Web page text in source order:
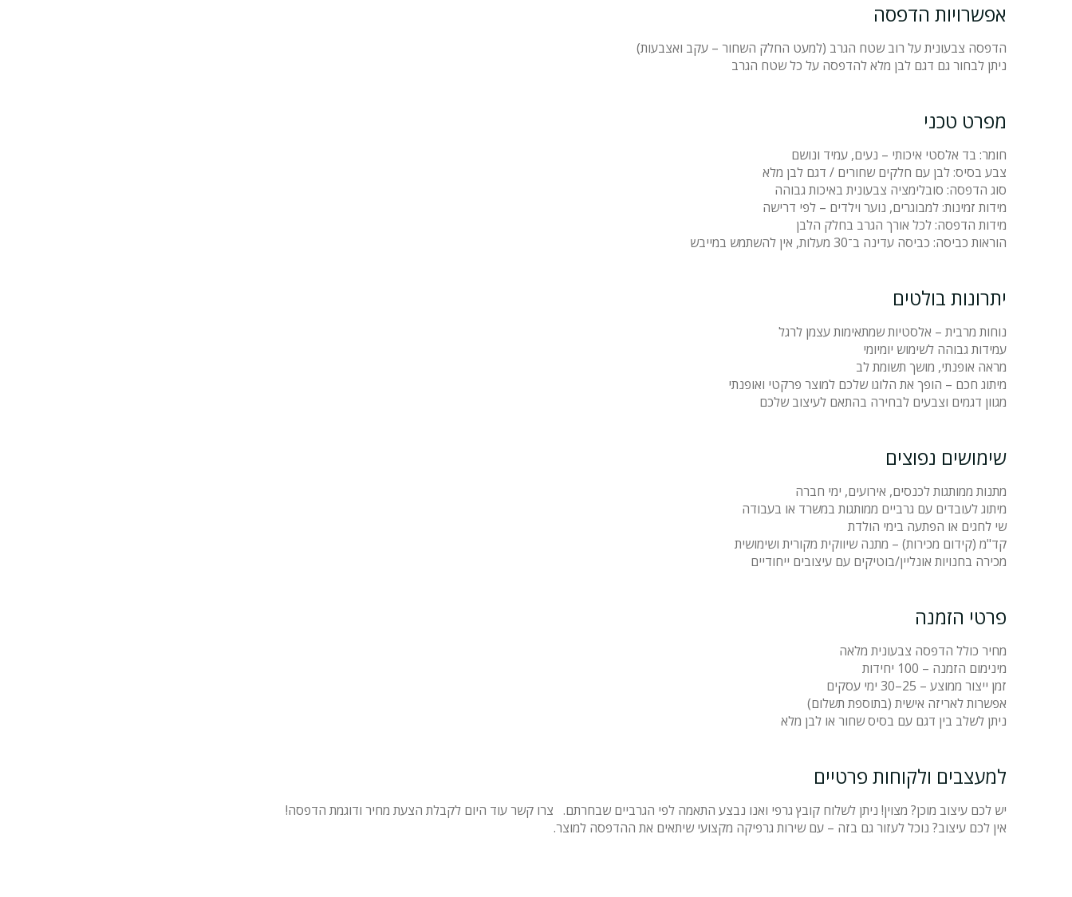
אפשרויות הדפסה
הדפסה צבעונית על רוב שטח הגרב (למעט החלק השחור – עקב ואצבעות)
ניתן לבחור גם דגם לבן מלא להדפסה על כל שטח הגרב
מפרט טכני
חומר: בד אלסטי איכותי – נעים, עמיד ונושם
צבע בסיס: לבן עם חלקים שחורים / דגם לבן מלא
סוג הדפסה: סובלימציה צבעונית באיכות גבוהה
מידות זמינות: למבוגרים, נוער וילדים – לפי דרישה
מידות הדפסה: לכל אורך הגרב בחלק הלבן
הוראות כביסה: כביסה עדינה ב־30 מעלות, אין להשתמש במייבש
יתרונות בולטים
נוחות מרבית – אלסטיות שמתאימות עצמן לרגל
עמידות גבוהה לשימוש יומיומי
מראה אופנתי, מושך תשומת לב
מיתוג חכם – הופך את הלוגו שלכם למוצר פרקטי ואופנתי
מגוון דגמים וצבעים לבחירה בהתאם לעיצוב שלכם
שימושים נפוצים
מתנות ממותגות לכנסים, אירועים, ימי חברה
מיתוג לעובדים עם גרביים ממותגות במשרד או בעבודה
שי לחגים או הפתעה בימי הולדת
קד"מ (קידום מכירות) – מתנה שיווקית מקורית ושימושית
מכירה בחנויות אונליין/בוטיקים עם עיצובים ייחודיים
פרטי הזמנה
מחיר כולל הדפסה צבעונית מלאה
מינימום הזמנה – 100 יחידות
זמן ייצור ממוצע – 25–30 ימי עסקים
אפשרות לאריזה אישית (בתוספת תשלום)
ניתן לשלב בין דגם עם בסיס שחור או לבן מלא
למעצבים ולקוחות פרטיים
יש לכם עיצוב מוכן? מצוין! ניתן לשלוח קובץ גרפי ואנו נבצע התאמה לפי הגרביים שבחרתם.
אין לכם עיצוב? נוכל לעזור גם בזה – עם שירות גרפיקה מקצועי שיתאים את ההדפסה למוצר.
צרו קשר עוד היום לקבלת הצעת מחיר ודוגמת הדפסה!